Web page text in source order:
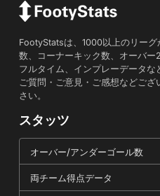
FootyStatsは、1000以上のリー
数、コーナーキック数、オーバ
フルタイム、インプレーデータな
ご質問・ご意見・ご感想などご
さい。
スタッツ
オーバー/アンダーゴール数
両チーム得点データ